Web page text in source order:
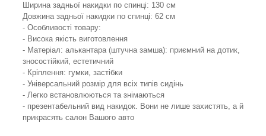
Ширина задньої накидки по спинці: 130 см
Довжина задньої накидки по спинці: 62 см
- Особливості товару:
- Висока якість виготовлення
- Матеріал: алькантара (штучна замша): приємний на дотик,
зносостійкий, естетичний
- Кріплення: гумки, застібки
- Універсальний розмір для всіх типів сидінь
- Легко встановлюються та знімаються
- презентабельний вид накидок. Вони не лише захистять, а й
прикрасять салон Вашого авто